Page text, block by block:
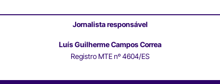
Jornalista responsável
Luís Guilherme Campos Correa
Registro MTE nº 4604/ES